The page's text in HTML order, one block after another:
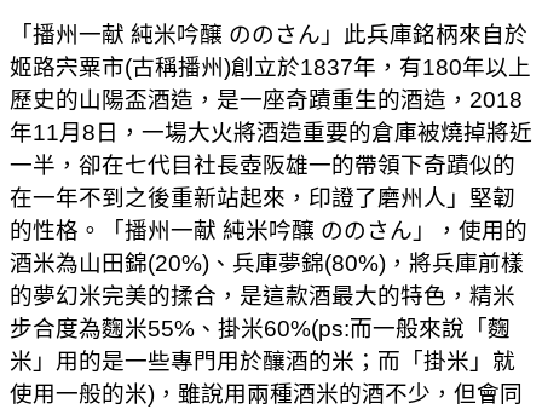
「播州一献 純米吟醸 ののさん」此兵庫銘柄來自於
姬路宍粟市(古稱播州)創立於1837年，有180年以上
歷史的山陽盃酒造，是一座奇蹟重生的酒造，2018
年11月8日，一場大火將酒造重要的倉庫被燒掉將近
一半，卻在七代目社長壺阪雄一的帶領下奇蹟似的
在一年不到之後重新站起來，印證了磨州人」堅韌
的性格。「播州一献 純米吟醸 ののさん」，使用的
酒米為山田錦(20%)、兵庫夢錦(80%)，將兵庫前樣
的夢幻米完美的揉合，是這款酒最大的特色，精米
步合度為麴米55%、掛米60%(ps:而一般來說「麴
米」用的是一些專門用於釀酒的米；而「掛米」就
使用一般的米)，雖說用兩種酒米的酒不少，但會同